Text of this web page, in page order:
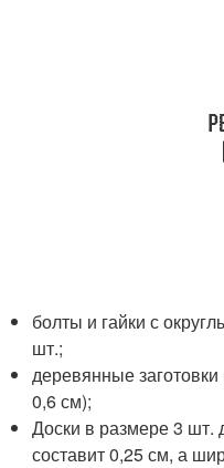
болты и гайки с
шт.;
деревянные
0,6 см);
Доски в размере 3 шт.
составит 0,25 см, а